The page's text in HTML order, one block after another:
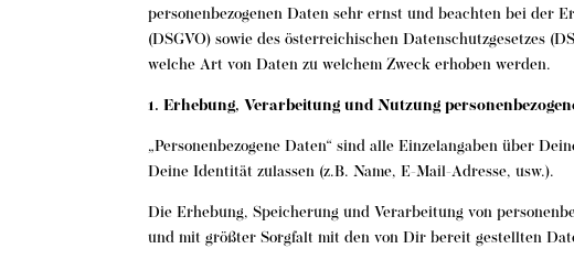
personenbezogenen Daten sehr ernst und beachten bei der
(DSGVO) sowie des österreichischen Datenschutzgesetzes
welche Art von Daten zu welchem Zweck erhoben werden.
1. Erhebung, Verarbeitung und Nutzung
„Personenbezogene Daten“ sind alle Einzelangaben über
Deine Identität zulassen (z.B. Name, E-Mail-Adresse, usw.).
Die Erhebung, Speicherung und Verarbeitung von
und mit größter Sorgfalt mit den von Dir bereit gestellten